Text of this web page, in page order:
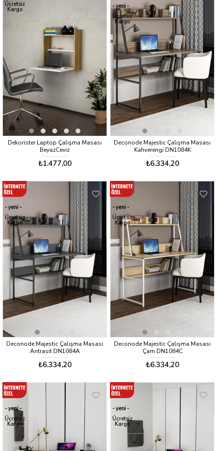
Dekorister Laptop Çalışma Masası
BeyazCeviz
₺1.477,00
Ücretsiz
Kargo
Deconode Majestic Çalışma Masası
Kahverengi DN1084K
₺6.334,20
yeni
ürün
Ücretsiz
Kargo
Deconode Majestic Çalışma Masası
Antrasit DN1084A
₺6.334,20
yeni
ürün
Ücretsiz
Kargo
Deconode Majestic Çalışma Masası
Çam DN1084C
₺6.334,20
yeni
ürün
Ücretsiz
Kargo
yeni
ürün
Ücretsiz
Kargo
yeni
ürün
Ücretsiz
Kargo